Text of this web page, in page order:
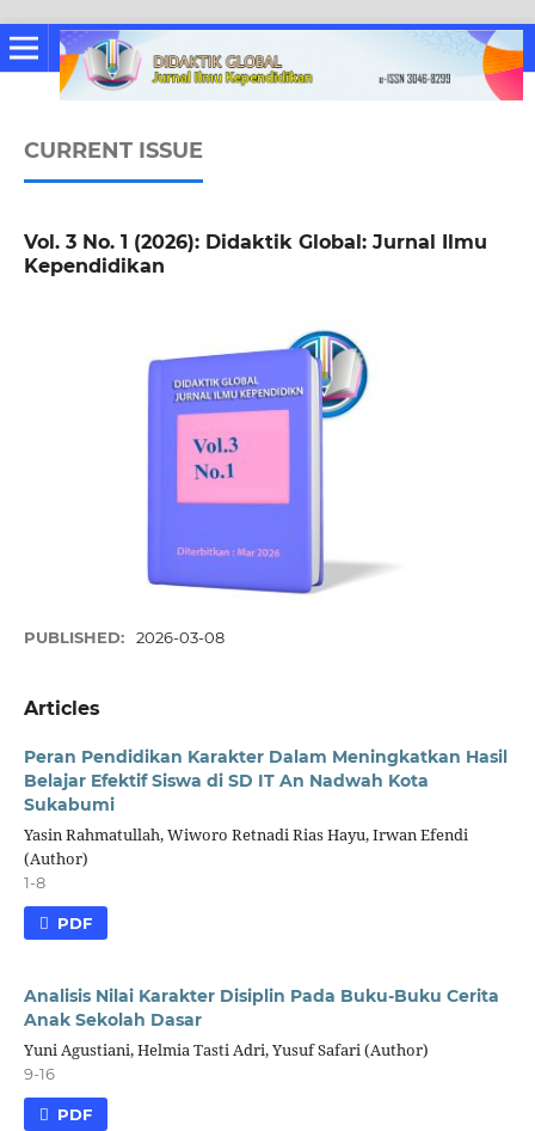
CURRENT ISSUE
Vol. 3 No. 1 (2026): Didaktik Global: Jurnal Ilmu
Kependidikan
PUBLISHED: 2026-03-08
Articles
Peran Pendidikan Karakter Dalam Meningkatkan Hasil
Belajar Efektif Siswa di SD IT An Nadwah Kota
Sukabumi
Yasin Rahmatullah, Wiworo Retnadi Rias Hayu, Irwan Efendi
(Author)
1-8
PDF
Analisis Nilai Karakter Disiplin Pada Buku-Buku Cerita
Anak Sekolah Dasar
Yuni Agustiani, Helmia Tasti Adri, Yusuf Safari (Author)
9-16
PDF